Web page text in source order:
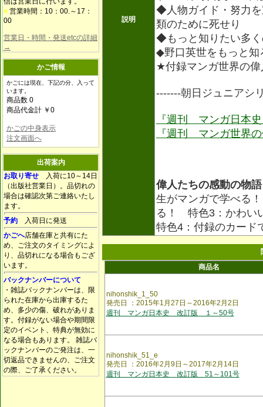
■ 営業時間：10：00.～17：
00
営業日・時間・発送etcの詳細
→
かご情報
かごには現在、下記の分、入って
います。
商品数 0
商品代金計 ￥0
かごの中身表示
注文画面へ
出荷案内
お取り寄せ 入荷に10～14日
（出版社営業日）。品切れの
場合は確認次第ご連絡いたし
ます。
予約 入荷日に発送
かごへ店舗在庫と共有にた
め、ご注文のタイミングによ
り、品切れになる場合もござ
います。
バックナンバーについて
・雑誌バックナンバーは、限
られた在庫から出庫するた
め、多少の傷、破れがありま
す。付録がない場合や期間限
定のイベント、特典が無効に
なる場合もあります。 雑誌バ
ックナンバーのご発注は、一
切返品できませんの、ご注文
の際、ご了承ください。
説明
◆人物ガイド・努力
類のために死せり
◆もっと知りたい多
◆野口英世をもっと知
★付録マンガ世界の
-------朝日ジュニアシ
『週刊 マンガ日本
『週刊 マンガ世界
偉人たちの感動の物
生がマンガで学べる
る！ 特色3：かわい
特色4：付録のカード
商品名
nihonshik_1_50
発売日 ：2015年1月27日～2016年2月2日
週刊 マンガ日本史 改訂版 １～50号
nihonshik_51_e
発売日 ：2016年2月9日～2017年2月14日
週刊 マンガ日本史 改訂版 51～101号